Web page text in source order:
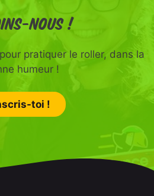
nous !
pratiquer le roller, dans la
humeur !
toi !